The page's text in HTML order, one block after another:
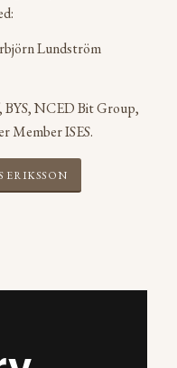
Lundström
NCED Bit Group,
Member ISES.
ERIKSSON